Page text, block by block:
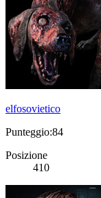
elfosovietico
Punteggio:84
Posizione
410